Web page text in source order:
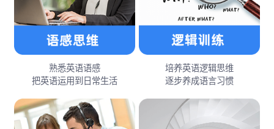
熟悉英语语感
把英语运用到日常生活
培养英语逻辑思维
逐步养成语言习惯